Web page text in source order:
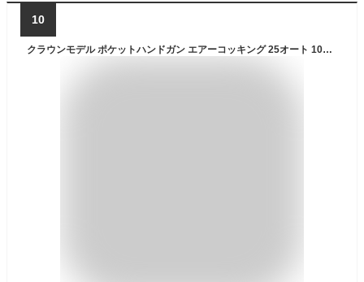
10
クラウンモデル ポケットハンドガン エアーコッキング 25オート 10才以上用 10歳以上 エアガン エアーガン サバゲー